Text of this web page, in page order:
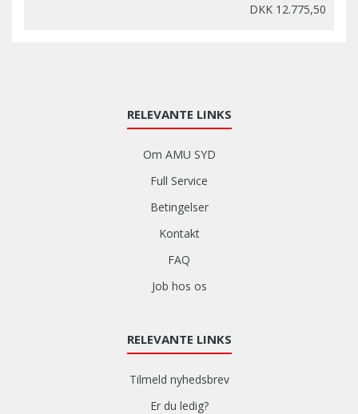
DKK 12.775,50
RELEVANTE LINKS
Om AMU SYD
Full Service
Betingelser
Kontakt
FAQ
Job hos os
RELEVANTE LINKS
Tilmeld nyhedsbrev
Er du ledig?